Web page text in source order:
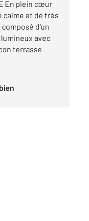
En plein cœur
calme et de très
d'un
avec
terrasse